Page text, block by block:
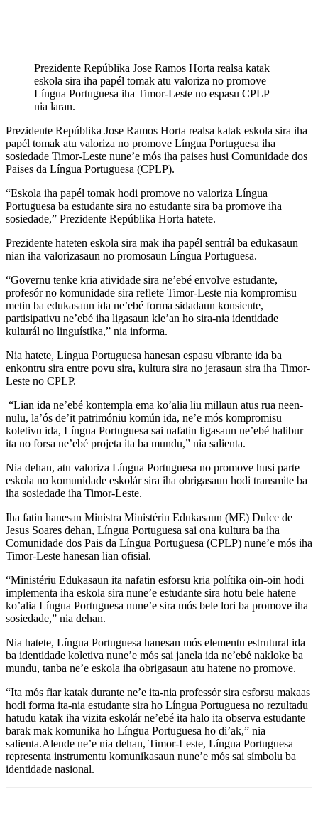
Prezidente Repúblika Jose Ramos Horta realsa katak
eskola sira iha papél tomak atu valoriza no promove
Língua Portuguesa iha Timor-Leste no espasu CPLP
nia laran.
Prezidente Repúblika Jose Ramos Horta realsa katak eskola sira iha
papél tomak atu valoriza no promove Língua Portuguesa iha
sosiedade Timor-Leste nune’e mós iha paises husi Comunidade dos
Paises da Língua Portuguesa (CPLP).
“Eskola iha papél tomak hodi promove no valoriza Língua
Portuguesa ba estudante sira no estudante sira ba promove iha
sosiedade,” Prezidente Repúblika Horta hatete.
Prezidente hateten eskola sira mak iha papél sentrál ba edukasaun
nian iha valorizasaun no promosaun Língua Portuguesa.
“Governu tenke kria atividade sira ne’ebé envolve estudante,
profesór no komunidade sira reflete Timor-Leste nia kompromisu
metin ba edukasaun ida ne’ebé forma sidadaun konsiente,
partisipativu ne’ebé iha ligasaun kle’an ho sira-nia identidade
kulturál no linguístika,” nia informa.
Nia hatete, Língua Portuguesa hanesan espasu vibrante ida ba
enkontru sira entre povu sira, kultura sira no jerasaun sira iha Timor-
Leste no CPLP.
“Lian ida ne’ebé kontempla ema ko’alia liu millaun atus rua neen-
nulu, la’ós de’it patrimóniu komún ida, ne’e mós kompromisu
koletivu ida, Língua Portuguesa sai nafatin ligasaun ne’ebé halibur
ita no forsa ne’ebé projeta ita ba mundu,” nia salienta.
Nia dehan, atu valoriza Língua Portuguesa no promove husi parte
eskola no komunidade eskolár sira iha obrigasaun hodi transmite ba
iha sosiedade iha Timor-Leste.
Iha fatin hanesan Ministra Ministériu Edukasaun (ME) Dulce de
Jesus Soares dehan, Língua Portuguesa sai ona kultura ba iha
Comunidade dos Pais da Língua Portuguesa (CPLP) nune’e mós iha
Timor-Leste hanesan lian ofisial.
“Ministériu Edukasaun ita nafatin esforsu kria polítika oin-oin hodi
implementa iha eskola sira nune’e estudante sira hotu bele hatene
ko’alia Língua Portuguesa nune’e sira mós bele lori ba promove iha
sosiedade,” nia dehan.
Nia hatete, Língua Portuguesa hanesan mós elementu estrutural ida
ba identidade koletiva nune’e mós sai janela ida ne’ebé nakloke ba
mundu, tanba ne’e eskola iha obrigasaun atu hatene no promove.
“Ita mós fiar katak durante ne’e ita-nia professór sira esforsu makaas
hodi forma ita-nia estudante sira ho Língua Portuguesa no rezultadu
hatudu katak iha vizita eskolár ne’ebé ita halo ita observa estudante
barak mak komunika ho Língua Portuguesa ho di’ak,” nia
salienta.Alende ne’e nia dehan, Timor-Leste, Língua Portuguesa
representa instrumentu komunikasaun nune’e mós sai símbolu ba
identidade nasional.